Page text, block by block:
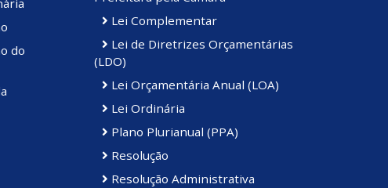
do
Lei Complementar
Lei de Diretrizes Orçamentárias
(LDO)
Lei Orçamentária Anual (LOA)
Lei Ordinária
Plano Plurianual (PPA)
Resolução
Resolução Administrativa